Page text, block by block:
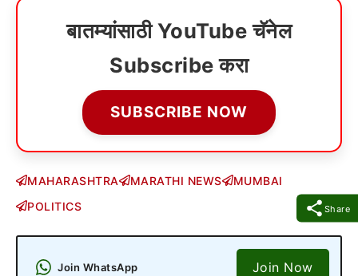
Share
बातम्यांसाठी YouTube चॅनेल
Subscribe करा
SUBSCRIBE NOW
MAHARASHTRA MARATHI NEWS
MUMBAI
POLITICS
Join WhatsApp Join Now